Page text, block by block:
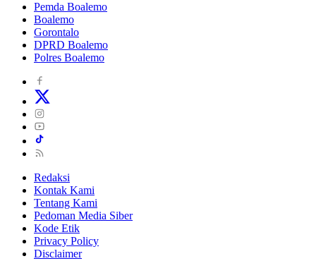
Pemda Boalemo
Boalemo
Gorontalo
DPRD Boalemo
Polres Boalemo
Redaksi
Kontak Kami
Tentang Kami
Pedoman Media Siber
Kode Etik
Privacy Policy
Disclaimer